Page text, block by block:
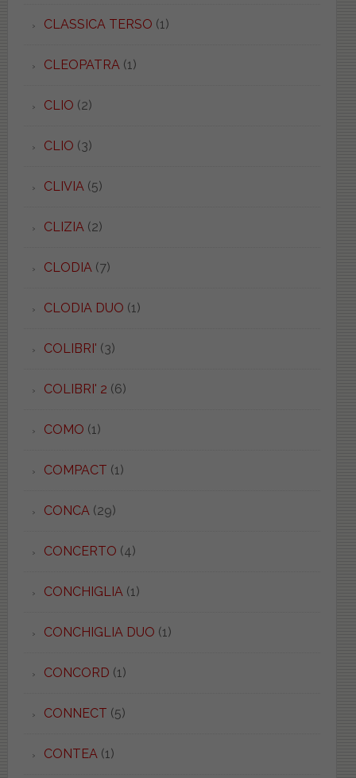
CLASSICA TERSO (1)
CLEOPATRA (1)
CLIO (2)
CLIO (3)
CLIVIA (5)
CLIZIA (2)
CLODIA (7)
CLODIA DUO (1)
COLIBRI' (3)
COLIBRI' 2 (6)
COMO (1)
COMPACT (1)
CONCA (29)
CONCERTO (4)
CONCHIGLIA (1)
CONCHIGLIA DUO (1)
CONCORD (1)
CONNECT (5)
CONTEA (1)